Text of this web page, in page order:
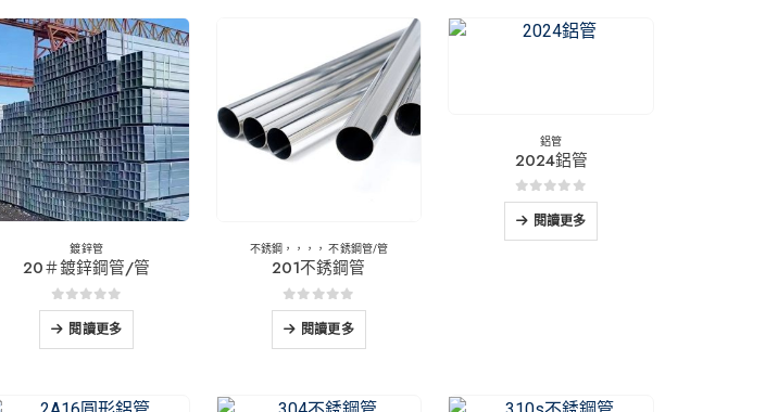
鍍鋅管
20＃鍍鋅鋼管/管
05分
閱讀更多
不銹鋼 ，，，，不銹鋼管/管
201不銹鋼管
05分
閱讀更多
鋁管
2024鋁管
05分
閱讀更多